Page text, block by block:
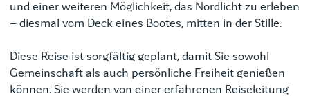
und einer weiteren Möglichkeit, das Nordlicht zu erleben
– diesmal vom Deck eines Bootes, mitten in der Stille.
Diese Reise ist sorgfältig geplant, damit Sie sowohl
Gemeinschaft als auch persönliche Freiheit genießen
können. Sie werden von einer erfahrenen Reiseleitung